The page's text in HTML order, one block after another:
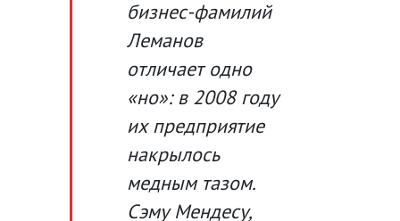
бизнес-фамилий
Леманов
отличает одно
«но»: в 2008 году
их предприятие
накрылось
медным тазом.
Сэму Мендесу,